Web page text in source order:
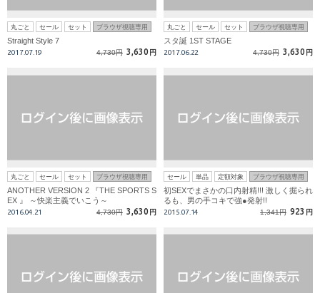
丸ごと セール セット ブラウザ視聴専用
Straight Style 7
2017.07.19 4,730円 3,630 円
丸ごと セール セット ブラウザ視聴専用
スタ誕 1ST STAGE
2017.06.22 4,730円 3,630 円
丸ごと セール セット ブラウザ視聴専用
ANOTHER VERSION 2 『THE SPORTS S
EX 』 ～快楽主義でいこう～
2016.04.21 4,730円 3,630 円
セール 単品 定額対象 ブラウザ視聴専用
初SEXでまさかの口内射精!!! 激しく掘られ
るも、男の手コキで強●発射!!
2015.07.14 1,341円 923 円